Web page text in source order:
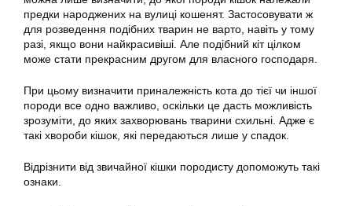
предки народжених на вулиці кошенят. Застосовувати ж
для розведення подібних тварин не варто, навіть у тому
разі, якщо вони найкрасивіші. Але подібний кіт цілком
може стати прекрасним другом для власного господаря.
При цьому визначити приналежність кота до тієї чи іншої
породи все одно важливо, оскільки це дасть можливість
зрозуміти, до яких захворювань тварини схильні. Адже є
такі хвороби кішок , які передаються лише у спадок.
Відрізнити від звичайної кішки породисту допоможуть такі
ознаки.